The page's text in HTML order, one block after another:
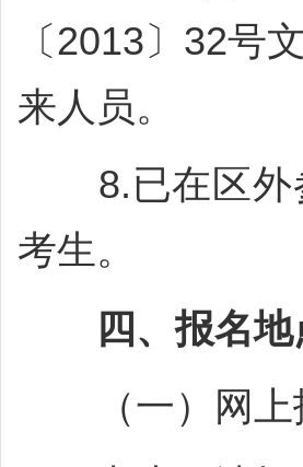
〔2013〕32号
来人员。
8.已在区外
考生。
四、报名地
（一）网上